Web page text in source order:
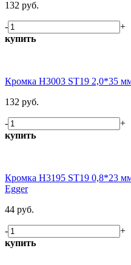
132 руб.
-
+
купить
Кромка H3003 ST19 2,0*35
132 руб.
-
+
купить
Кромка H3195 ST19 0,8*23
Egger
44 руб.
-
+
купить